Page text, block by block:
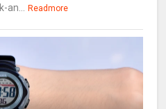
an... Readmore